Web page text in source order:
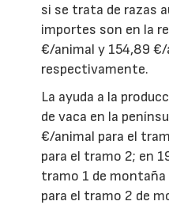
si se trata de razas
importes son en la
€/animal y 154,89 €/
respectivamente.
La ayuda a la
de vaca en la
€/animal para el
para el tramo 2; en
tramo 1 de
para el tramo 2 de